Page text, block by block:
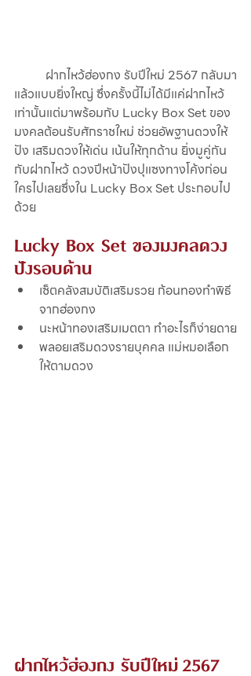
แล้วแบบยิ่งใหญ่ ซึ่งครั้งนี้ไม่ได้มีแค่ฝากไหว้
เท่านั้นแต่มาพร้อมกับ Lucky Box Set ของ
มงคลต้อนรับศักราชใหม่ ช่วยอัพฐานดวงให้
ปัง เสริมดวงให้เด่น เน้นให้ทุกด้าน ยิ่งมูคู่กัน
กับฝากไหว้ ดวงปีหน้าปังปุแซงทางโค้งก่อน
ใครไปเลยซึ่งใน Lucky Box Set ประกอบไป
ด้วย
Lucky Box Set ของมงคลดวง
ปังรอบด้าน
เซ็ตคลังสมบัติเสริมรวย ก้อนทองทำพิธี
จากฮ่องกง
นะหน้าทองเสริมเมตตา ทำอะไรก็ง่ายดาย
พลอยเสริมดวงรายบุคคล แม่หมอเลือก
ให้ตามดวง
ฝากไหว้ฮ่องกง รับปีใหม่ 2567